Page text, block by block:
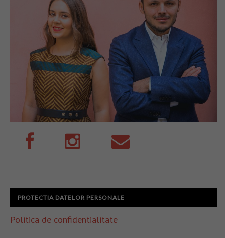
PROTECTIA DATELOR PERSONALE
Politica de confidentialitate